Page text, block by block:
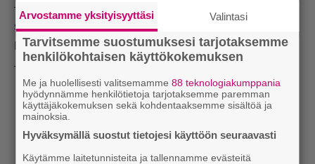
– Eli jos show’n päätteeksi strippari iskee paljaat tissit
sun naamaan ja hieroo, niin ei haittaa? tiedustelee
Lingman.
– Ei haittaa, varmistaa Kuusisto.
Arvostamme yksityisyyttäsi Valintasi
Tarvitsemme suostumuksesi tarjotaksemme
henkilökohtaisen käyttökokemuksen
Me ja huolellisesti valitsemamme88 teknologiakumppania
hyödynnämme henkilötietoja tarjotaksemme paremman
käyttäjäkokemuksen sekä kohdentaaksemme sisältöä ja
mainoksia.
Hyväksymällä suostut tietojesi käyttöön seuraavasti
Käytämme laitetunnisteita ja tallennamme evästeitä